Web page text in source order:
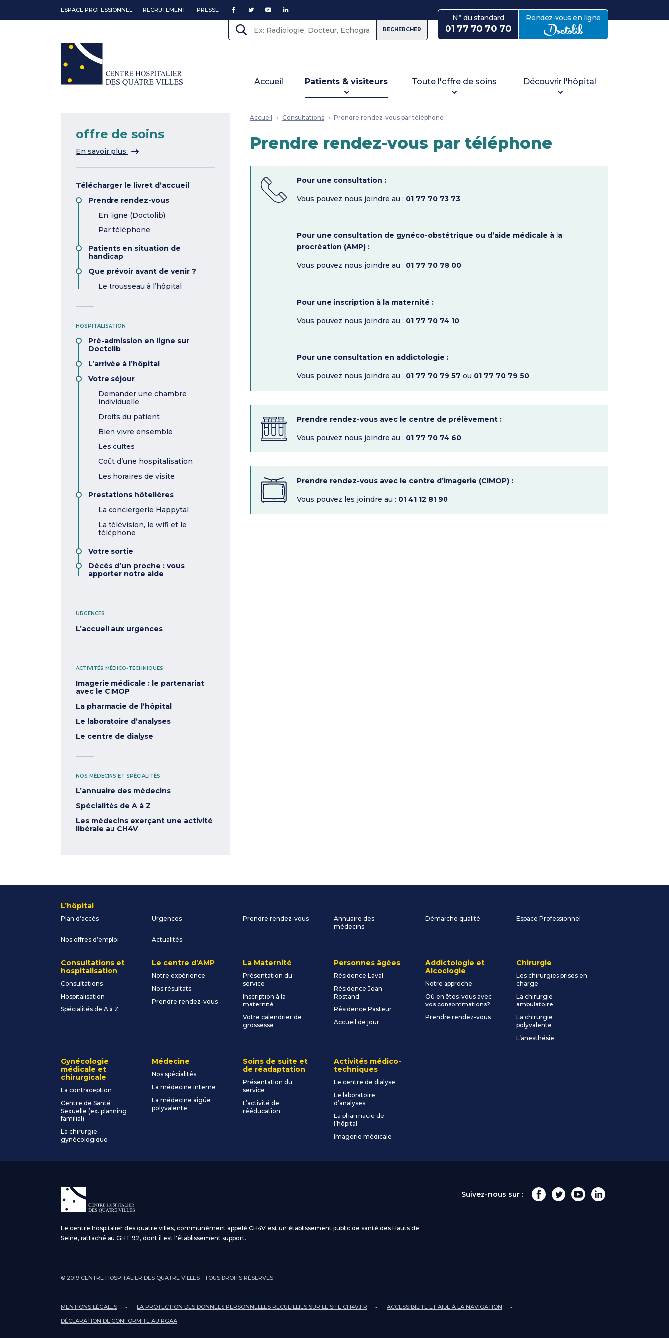
ESPACE PROFESSIONNEL RECRUTEMENT PRESSE FACEBOOKTWITTERYOUTUBELINKEDIN
N° du standard
01 77 70 70 70
Rendez-vous en ligne
avec Doctolib
RECHERCHER
Accueil Patients & visiteurs Toute l'offre de soins Découvrir l'hôpital
offre de soins
En savoir plus sur la rubrique "offre de soins"
Télécharger le livret d’accueil
Prendre rendez-vous
En ligne (Doctolib)
Par téléphone
Patients en situation de
handicap
Que prévoir avant de venir ?
Le trousseau à l’hôpital
HOSPITALISATION
Pré-admission en ligne sur
Doctolib
L’arrivée à l’hôpital
Votre séjour
Demander une chambre
individuelle
Droits du patient
Bien vivre ensemble
Les cultes
Coût d’une hospitalisation
Les horaires de visite
Prestations hôtelières
La conciergerie Happytal
La télévision, le wifi et le
téléphone
Votre sortie
Décès d’un proche : vous
apporter notre aide
URGENCES
L’accueil aux urgences
ACTIVITÉS MÉDICO-TECHNIQUES
Imagerie médicale : le partenariat
avec le CIMOP
La pharmacie de l’hôpital
Le laboratoire d’analyses
Le centre de dialyse
NOS MÉDECINS ET SPÉCIALITÉS
L’annuaire des médecins
Spécialités de A à Z
Les médecins exerçant une activité
libérale au CH4V
Accueil Consultations Prendre rendez-vous par téléphone
Prendre rendez-vous par téléphone
Pour une consultation :
Vous pouvez nous joindre au : 01 77 70 73 73
Pour une consultation de gynéco-obstétrique ou d’aide médicale à la
procréation (AMP) :
Vous pouvez nous joindre au : 01 77 70 78 00
Pour une inscription à la maternité :
Vous pouvez nous joindre au : 01 77 70 74 10
Pour une consultation en addictologie :
Vous pouvez nous joindre au : 01 77 70 79 57 ou 01 77 70 79 50
Prendre rendez-vous avec le centre de prélèvement :
Vous pouvez nous joindre au : 01 77 70 74 60
Prendre rendez-vous avec le centre d’imagerie (CIMOP) :
Vous pouvez les joindre au : 01 41 12 81 90
L’hôpital
Plan d’accès Urgences Prendre rendez-vous
Annuaire des
médecins
Démarche qualité Espace Professionnel
Nos offres d’emploi Actualités
Consultations et
hospitalisation
Consultations
Hospitalisation
Spécialités de A à Z
Le centre d’AMP
Notre expérience
Nos résultats
Prendre rendez-vous
La Maternité
Présentation du
service
Inscription à la
maternité
Votre calendrier de
grossesse
Personnes âgées
Résidence Laval
Résidence Jean
Rostand
Résidence Pasteur
Accueil de jour
Addictologie et
Alcoologie
Notre approche
Où en êtes-vous avec
vos consommations?
Prendre rendez-vous
Chirurgie
Les chirurgies prises en
charge
La chirurgie
ambulatoire
La chirurgie
polyvalente
L’anesthésie
Gynécologie
médicale et
chirurgicale
La contraception
Centre de Santé
Sexuelle (ex. planning
familial)
La chirurgie
gynécologique
Médecine
Nos spécialités
La médecine interne
La médecine aigüe
polyvalente
Soins de suite et
de réadaptation
Présentation du
service
L’activité de
rééducation
Activités médico-
techniques
Le centre de dialyse
Le laboratoire
d’analyses
La pharmacie de
l’hôpital
Imagerie médicale
Suivez-nous sur :
Le centre hospitalier des quatre villes, communément appelé CH4V est un établissement public de santé des Hauts de
Seine, rattaché au GHT 92, dont il est l'établissement support.
© 2019 CENTRE HOSPITALIER DES QUATRE VILLES - TOUS DROITS RÉSERVÉS
MENTIONS LÉGALES LA PROTECTION DES DONNÉES PERSONNELLES RECUEILLIES SUR LE SITE CH4V.FR
ACCESSIBILITÉ ET AIDE À LA NAVIGATION
DÉCLARATION DE CONFORMITÉ AU RGAA